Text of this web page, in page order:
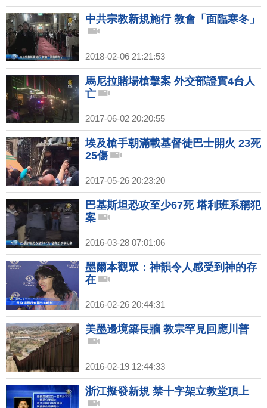
中共宗教新規施行 教會「面臨寒冬」
2018-02-06 21:21:53
馬尼拉賭場槍擊案 外交部證實4台人
亡
2017-06-02 20:20:55
埃及槍手朝滿載基督徒巴士開火 23死
25傷
2017-05-26 20:23:20
巴基斯坦恐攻至少67死 塔利班系稱犯
案
2016-03-28 07:01:06
墨爾本觀眾：神韻令人感受到神的存
在
2016-02-26 20:44:31
美墨邊境築長牆 教宗罕見回應川普
2016-02-19 12:44:33
浙江擬發新規 禁十字架立教堂頂上